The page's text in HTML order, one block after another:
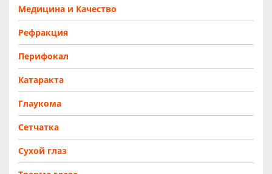
Медицина и Качество
Рефракция
Перифокал
Катаракта
Глаукома
Сетчатка
Сухой глаз